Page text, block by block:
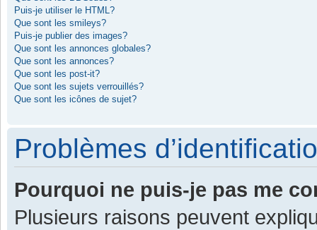
Puis-je utiliser le HTML?
Que sont les smileys?
Puis-je publier des images?
Que sont les annonces globales?
Que sont les annonces?
Que sont les post-it?
Que sont les sujets verrouillés?
Que sont les icônes de sujet?
Problèmes
Pourquoi ne puis-je pas me
Plusieurs raisons peuvent